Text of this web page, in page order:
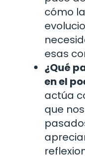
cómo
esas
¿Qué
en el
actúa
que